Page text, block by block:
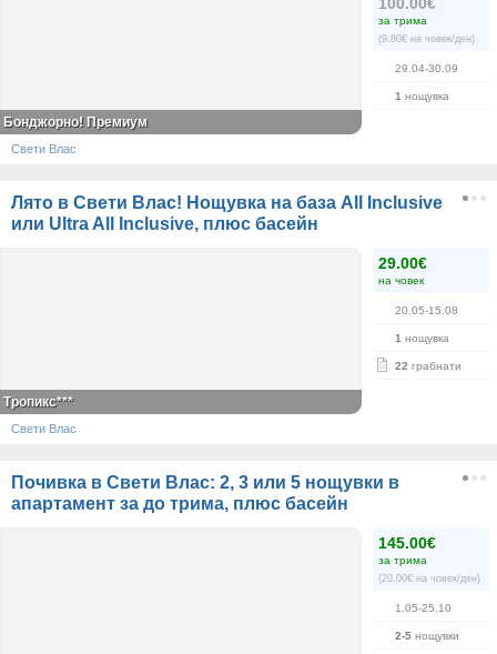
за трима
(9.80€ на човек/ден)
29.04-30.09
1 нощувка
Бонджорно! Премиум
Свети Влас
Лято в Свети Влас! Нощувка на база All Inclusive
или Ultra All Inclusive, плюс басейн
29.00€
на човек
20.05-15.08
1 нощувка
22 грабнати
Тропикс***
Свети Влас
Почивка в Свети Влас: 2, 3 или 5 нощувки в
апартамент за до трима, плюс басейн
145.00€
за трима
(20.00€ на човек/ден)
1.05-25.10
2-5 нощувки